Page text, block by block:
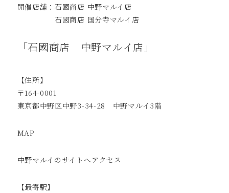
開催店舗：石國商店 中野マルイ店
石國商店 国分寺マルイ店
「石國商店 中野マルイ店」
【住所】
〒164-0001
東京都中野区中野3-34-28 中野マルイ3階
MAP
中野マルイのサイトへ アクセス
【最寄駅】